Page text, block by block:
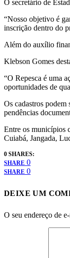
O secretário de
“Nosso objetivo é
inscrição dentro do
Além do auxílio
Klebson Gomes
“O Repesca é uma
oportunidades de
Os cadastros
pendências
Entre os municípios
Cuiabá, Jangada,
0 SHARES:
SHARE 0
SHARE 0
DEIXE UM
O seu endereço de